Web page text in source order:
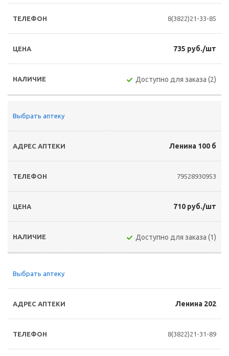
8(3822)21-33-85
735 руб./шт
Доступно для заказа (2)
Выбрать аптеку
Ленина 100 б
79528930953
710 руб./шт
Доступно для заказа (1)
Выбрать аптеку
Ленина 202
8(3822)21-31-89